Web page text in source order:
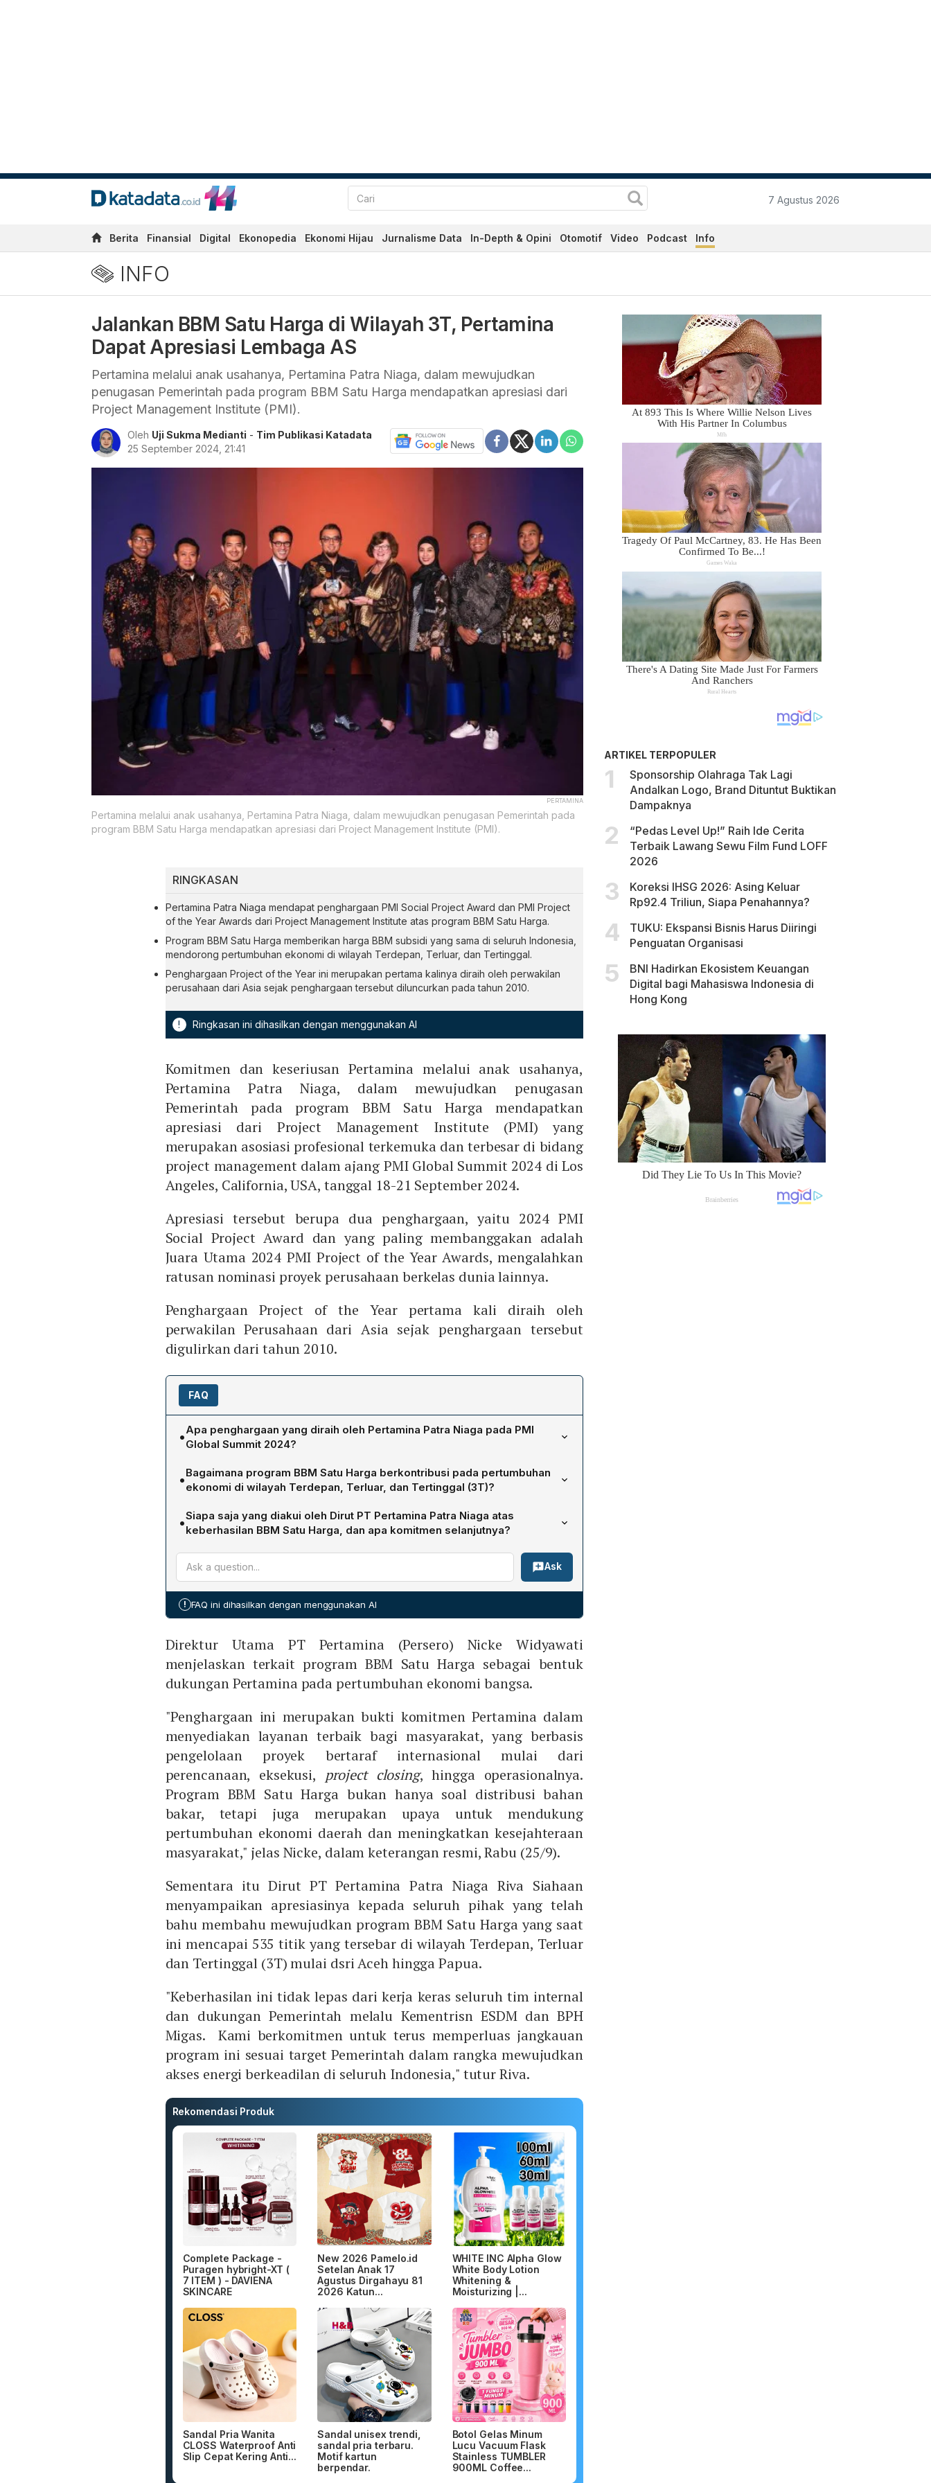
7 Agustus 2026
Berita Finansial Digital Ekonopedia Ekonomi Hijau Jurnalisme Data In-Depth & Opini Otomotif Video Podcast Info
INFO
Jalankan BBM Satu Harga di Wilayah 3T, Pertamina
Dapat Apresiasi Lembaga AS
Pertamina melalui anak usahanya, Pertamina Patra Niaga, dalam mewujudkan
penugasan Pemerintah pada program BBM Satu Harga mendapatkan apresiasi dari
Project Management Institute (PMI).
Oleh Uji Sukma Medianti - Tim Publikasi Katadata
25 September 2024, 21:41
PERTAMINA
Pertamina melalui anak usahanya, Pertamina Patra Niaga, dalam mewujudkan penugasan Pemerintah pada
program BBM Satu Harga mendapatkan apresiasi dari Project Management Institute (PMI).
RINGKASAN
Pertamina Patra Niaga mendapat penghargaan PMI Social Project Award dan PMI Project
of the Year Awards dari Project Management Institute atas program BBM Satu Harga.
Program BBM Satu Harga memberikan harga BBM subsidi yang sama di seluruh Indonesia,
mendorong pertumbuhan ekonomi di wilayah Terdepan, Terluar, dan Tertinggal.
Penghargaan Project of the Year ini merupakan pertama kalinya diraih oleh perwakilan
perusahaan dari Asia sejak penghargaan tersebut diluncurkan pada tahun 2010.
! Ringkasan ini dihasilkan dengan menggunakan AI
Komitmen dan keseriusan Pertamina melalui anak usahanya,
Pertamina Patra Niaga, dalam mewujudkan penugasan
Pemerintah pada program BBM Satu Harga mendapatkan
apresiasi dari Project Management Institute (PMI) yang
merupakan asosiasi profesional terkemuka dan terbesar di bidang
project management dalam ajang PMI Global Summit 2024 di Los
Angeles, California, USA, tanggal 18-21 September 2024.
Apresiasi tersebut berupa dua penghargaan, yaitu 2024 PMI
Social Project Award dan yang paling membanggakan adalah
Juara Utama 2024 PMI Project of the Year Awards, mengalahkan
ratusan nominasi proyek perusahaan berkelas dunia lainnya.
Penghargaan Project of the Year pertama kali diraih oleh
perwakilan Perusahaan dari Asia sejak penghargaan tersebut
digulirkan dari tahun 2010.
FAQ
•Apa penghargaan yang diraih oleh Pertamina Patra Niaga pada PMI
Global Summit 2024?
Pertamina Patra Niaga memperoleh dua penghargaan, yaitu 2024 PMI Social Project
Award dan Juara Utama 2024 PMI Project of the Year Awards, yang mengalahkan
ratusan nominasi proyek perusahaan kelas dunia. Penghargaan Project of the Year
pertama kali diraih oleh perwakilan perusahaan Asia sejak tahun 2010.
•Bagaimana program BBM Satu Harga berkontribusi pada pertumbuhan
ekonomi di wilayah Terdepan, Terluar, dan Tertinggal (3T)?
Program BBM Satu Harga menyediakan BBM subsidi dengan harga yang sama di
seluruh Indonesia, termasuk 535 titik di wilayah 3T dari Aceh hingga Papua. Dengan
mengatasi tantangan geografis menggunakan mobil tanki, kapal kayu, dan pesawat
kecil, program ini meningkatkan akses energi, mendorong pergerakan roda
perekonomian, dan memperbaiki kesejahteraan masyarakat setempat.
•Siapa saja yang diakui oleh Dirut PT Pertamina Patra Niaga atas
keberhasilan BBM Satu Harga, dan apa komitmen selanjutnya?
Dirut Riva Siahaan menghargai kerja keras tim internal Pertamina Patra Niaga serta
dukungan Pemerintah melalui Kementerian ESDM dan BPH Migas. Ia menegaskan
komitmen perusahaan untuk terus memperluas jangkauan program sesuai target
Ask
! FAQ ini dihasilkan dengan menggunakan AI
Direktur Utama PT Pertamina (Persero) Nicke Widyawati
menjelaskan terkait program BBM Satu Harga sebagai bentuk
dukungan Pertamina pada pertumbuhan ekonomi bangsa.
"Penghargaan ini merupakan bukti komitmen Pertamina dalam
menyediakan layanan terbaik bagi masyarakat, yang berbasis
pengelolaan proyek bertaraf internasional mulai dari
perencanaan, eksekusi, project closing, hingga operasionalnya.
Program BBM Satu Harga bukan hanya soal distribusi bahan
bakar, tetapi juga merupakan upaya untuk mendukung
pertumbuhan ekonomi daerah dan meningkatkan kesejahteraan
masyarakat," jelas Nicke, dalam keterangan resmi, Rabu (25/9).
Sementara itu Dirut PT Pertamina Patra Niaga Riva Siahaan
menyampaikan apresiasinya kepada seluruh pihak yang telah
bahu membahu mewujudkan program BBM Satu Harga yang saat
ini mencapai 535 titik yang tersebar di wilayah Terdepan, Terluar
dan Tertinggal (3T) mulai dsri Aceh hingga Papua.
"Keberhasilan ini tidak lepas dari kerja keras seluruh tim internal
dan dukungan Pemerintah melalu Kementrisn ESDM dan BPH
Migas. Kami berkomitmen untuk terus memperluas jangkauan
program ini sesuai target Pemerintah dalam rangka mewujudkan
akses energi berkeadilan di seluruh Indonesia," tutur Riva.
Rekomendasi Produk
Complete Package -
Puragen hybright-XT (
7 ITEM ) - DAVIENA
SKINCARE
New 2026 Pamelo.id
Setelan Anak 17
Agustus Dirgahayu 81
2026 Katun...
WHITE INC Alpha Glow
White Body Lotion
Whitening &
Moisturizing |...
Sandal Pria Wanita
CLOSS Waterproof Anti
Slip Cepat Kering Anti...
Sandal unisex trendi,
sandal pria terbaru.
Motif kartun
berpendar.
Botol Gelas Minum
Lucu Vacuum Flask
Stainless TUMBLER
900ML Coffee...
ARTIKEL TERPOPULER
Sponsorship Olahraga Tak Lagi
Andalkan Logo, Brand Dituntut Buktikan
Dampaknya
“Pedas Level Up!” Raih Ide Cerita
Terbaik Lawang Sewu Film Fund LOFF
2026
Koreksi IHSG 2026: Asing Keluar
Rp92.4 Triliun, Siapa Penahannya?
TUKU: Ekspansi Bisnis Harus Diiringi
Penguatan Organisasi
BNI Hadirkan Ekosistem Keuangan
Digital bagi Mahasiswa Indonesia di
Hong Kong